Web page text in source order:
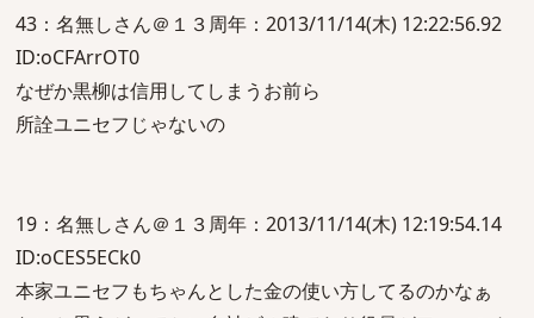
43：名無しさん＠１３周年：2013/11/14(木) 12:22:56.92
ID:oCFArrOT0
なぜか黒柳は信用してしまうお前ら
所詮ユニセフじゃないの
19：名無しさん＠１３周年：2013/11/14(木) 12:19:54.14
ID:oCES5ECk0
本家ユニセフもちゃんとした金の使い方してるのかなぁ